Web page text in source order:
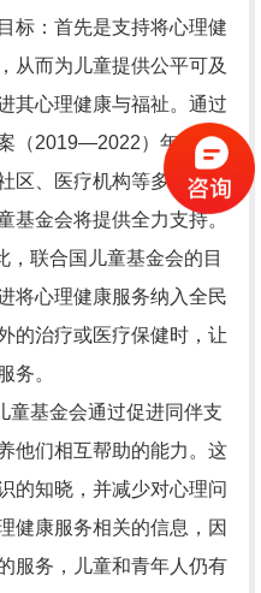
标：首先是支持将心理健
从而为儿童提供公平可及
其心理健康与福祉。通过
（2019—2022）年》，政
区、医疗机构等多方构成
基金会将提供全力支持。
联合国儿童基金会的目
将心理健康服务纳入全民
的治疗或医疗保健时，让
务。
基金会通过促进同伴支
他们相互帮助的能力。这
的知晓，并减少对心理问
健康服务相关的信息，因
服务，儿童和青年人仍有